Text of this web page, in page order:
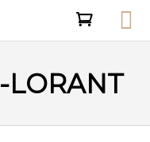
LORANT